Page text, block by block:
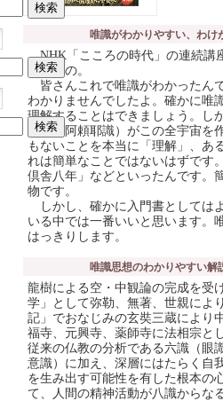
唯識がわかりやすい、わけ
NHK「こころの時代」の連続講
したもの。
皆さんこれで唯識がわかったん
わかりませんでしたよ。確かに唯
理解することはできましょう。し
意識（阿頼耶識）がこの全宇宙
もないことを本当に「理解」、あ
れは簡単なことではないはずです
倶舎八年」などといったんです。
物です。
しかし、確かに入門書としては
いる中では一番いいと思います。
はっきりします。
唯識思想のわかりやすい解
龍樹による空・中観論の完成を受
学」として弥勒、無著、世親によ
記」でおなじみの玄奘三蔵により
福寺、元興寺、薬師寺に法相宗と
従来の仏教の分析である六識（眼
意識）に加え、深層にはたらく自
を生み出す可能性を有した根本の
て、人間の精神活動が八識からな